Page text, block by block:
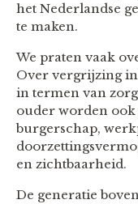
het Nederlandse
te maken.
We praten vaak
Over vergrijzing
in termen van
ouder worden
burgerschap,
en zichtbaarheid.
De generatie